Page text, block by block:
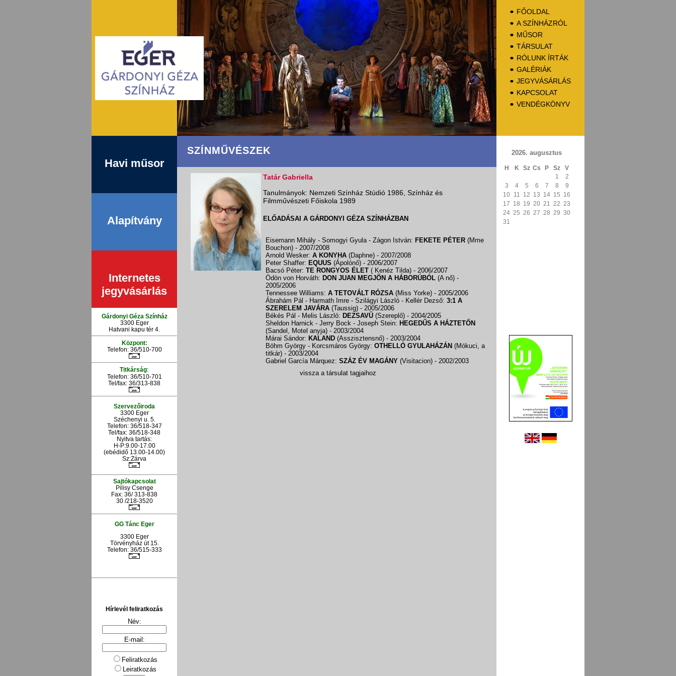
FŐOLDAL
A SZÍNHÁZRÓL
MŰSOR
TÁRSULAT
RÓLUNK ÍRTÁK
GALÉRIÁK
JEGYVÁSÁRLÁS
KAPCSOLAT
VENDÉGKÖNYV
Havi műsor
Alapítvány
Internetes
jegyvásárlás
Gárdonyi Géza Színház
3300 Eger
Hatvani kapu tér 4.
Központ:
Telefon: 36/510-700
Titkárság:
Telefon: 36/510-701
Tel/fax: 36/313-838
Szervezőiroda
3300 Eger
Széchenyi u. 5.
Telefon: 36/518-347
Tel/fax: 36/518-348
Nyitva tartás:
H-P:9.00-17.00
(ebédidő 13.00-14.00)
Sz:Zárva
Sajtókapcsolat
Pilisy Csenge
Fax: 36/ 313-838
30 /218-3520
GG Tánc Eger
3300 Eger
Törvényház út 15.
Telefon: 36/515-333
Hírlevél feliratkozás
Név:
E-mail:
Feliratkozás
Leiratkozás
SZÍNMŰVÉSZEK
Tatár Gabriella
Tanulmányok: Nemzeti Színház Stúdió 1986, Színház és
Filmművészeti Főiskola 1989
ELŐADÁSAI A GÁRDONYI GÉZA SZÍNHÁZBAN
Eisemann Mihály - Somogyi Gyula - Zágon István: FEKETE PÉTER (Mme
Bouchon) - 2007/2008
Arnold Wesker: A KONYHA (Daphne) - 2007/2008
Peter Shaffer: EQUUS (Ápolónő) - 2006/2007
Bacsó Péter: TE RONGYOS ÉLET ( Kenéz Tilda) - 2006/2007
Ödön von Horváth: DON JUAN MEGJÖN A HÁBORÚBÓL (A nő) -
2005/2006
Tennessee Williams: A TETOVÁLT RÓZSA (Miss Yorke) - 2005/2006
Ábrahám Pál - Harmath Imre - Szilágyi László - Kellér Dezső: 3:1 A
SZERELEM JAVÁRA (Taussig) - 2005/2006
Békés Pál - Melis László: DEZSAVÜ (Szereplő) - 2004/2005
Sheldon Harnick - Jerry Bock - Joseph Stein: HEGEDŰS A HÁZTETŐN
(Sandel, Motel anyja) - 2003/2004
Márai Sándor: KALAND (Asszisztensnő) - 2003/2004
Böhm György - Korcsmáros György: OTHELLÓ GYULAHÁZÁN (Mókuci, a
titkár) - 2003/2004
Gabriel García Márquez: SZÁZ ÉV MAGÁNY (Visitacion) - 2002/2003
vissza a társulat tagjaihoz
2026. augusztus
H K Sz Cs P Sz
V
1
2
3
4 5 6 7 8
9
10 11 12 13 14 15 16
17 18 19 20 21 22 23
24 25 26 27 28 29 30
31